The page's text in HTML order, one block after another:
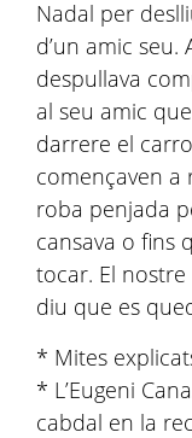
Nadal per
d’un amic
despullava
al seu amic
darrere el
començaven a
roba penjada
cansava o fins
tocar. El
diu que es
* Mites
* L’Eugeni
cabdal en la